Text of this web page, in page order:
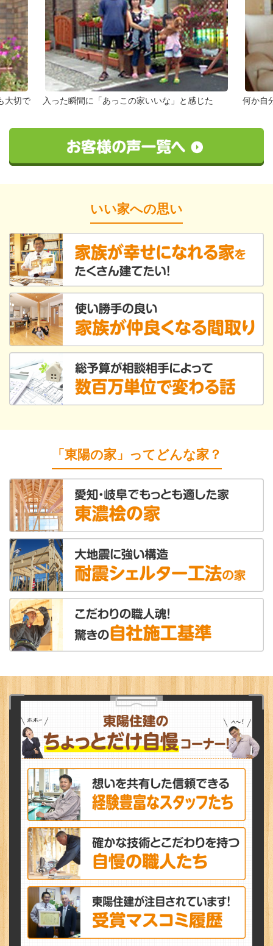
大切で 入った瞬間に「あっこの家いいな」と感じた 何か自
いい家への思い
「東陽の家」ってどんな家？